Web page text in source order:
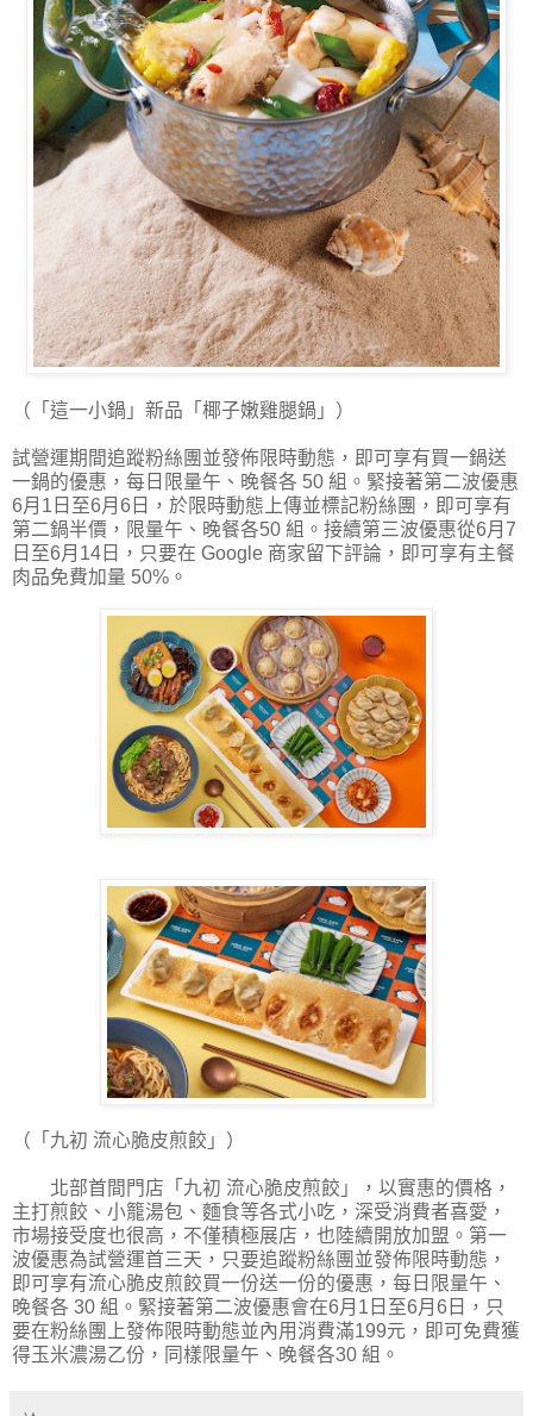
（「這一小鍋」新品「椰子嫩雞腿鍋」）
試營運期間追蹤粉絲團並發佈限時動態，即可享有買一鍋送
一鍋的優惠，每日限量午、晚餐各 50 組。緊接著第二波優惠
6月1日至6月6日，於限時動態上傳並標記粉絲團，即可享有
第二鍋半價，限量午、晚餐各50 組。接續第三波優惠從6月7
日至6月14日，只要在 Google 商家留下評論，即可享有主餐
肉品免費加量 50%。
（「九初 流心脆皮煎餃」）
北部首間門店「九初 流心脆皮煎餃」，以實惠的價格，
主打煎餃、小籠湯包、麵食等各式小吃，深受消費者喜愛，
市場接受度也很高，不僅積極展店，也陸續開放加盟。第一
波優惠為試營運首三天，只要追蹤粉絲團並發佈限時動態，
即可享有流心脆皮煎餃買一份送一份的優惠，每日限量午、
晚餐各 30 組。緊接著第二波優惠會在6月1日至6月6日，只
要在粉絲團上發佈限時動態並內用消費滿199元，即可免費獲
得玉米濃湯乙份，同樣限量午、晚餐各30 組。